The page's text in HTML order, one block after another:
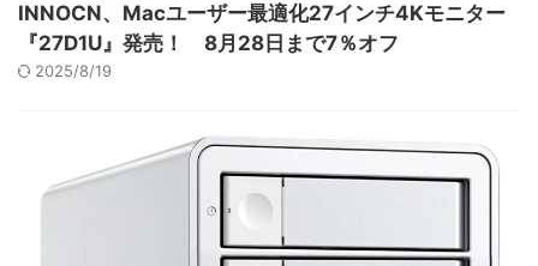
INNOCN、Macユーザー最適化27インチ4Kモニター
『27D1U』発売！ 8月28日まで7％オフ
2025/8/19